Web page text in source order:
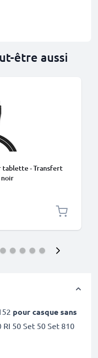
être aussi
tablette - Transfert
noir
pour casque sans
50 Set 50 Set 810